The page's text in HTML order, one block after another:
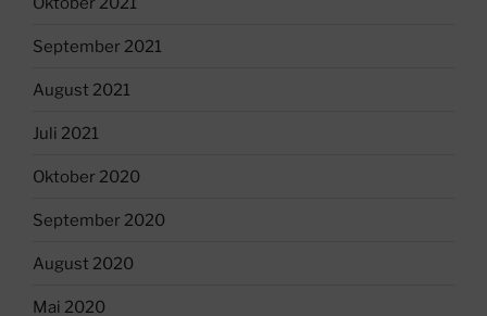
September 2021
August 2021
Juli 2021
Oktober 2020
September 2020
August 2020
Mai 2020